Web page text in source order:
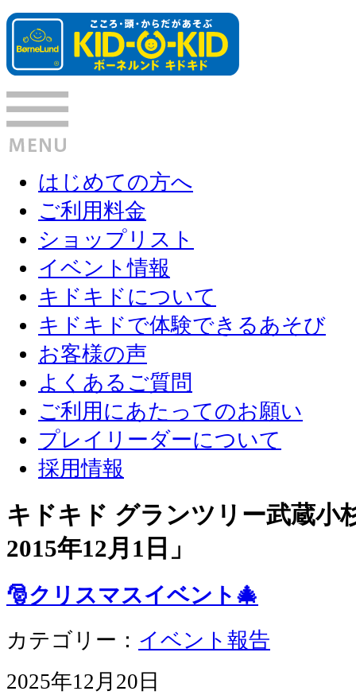
はじめての方へ
ご利用料金
ショップリスト
イベント情報
キドキドについて
キドキドで体験できるあそび
お客様の声
よくあるご質問
ご利用にあたってのお願い
プレイリーダーについて
採用情報
キドキド グランツリー武蔵
2015年12月1日 」
🎅クリスマスイベント🎄
カテゴリー： イベント報告
2025年12月20日